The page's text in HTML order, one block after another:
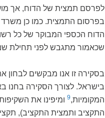
לפרסם תמצית של הדוח, אך
בפרסום התמצית. כמו כן
הדוח הכספי המבוקר של כל
שכאמור מתגבש לפני תחילת
בסקירה זו אנו מבקשים לבחון
המקומיות,9 ומיפינו את
התקציב ותמצית התקציב),